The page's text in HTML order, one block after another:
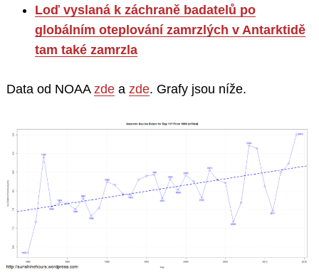
Loď vyslaná k záchraně badatelů po
globálním oteplování zamrzlých v Antarktidě
tam také zamrzla
Data od NOAA zde a zde. Grafy jsou níže.